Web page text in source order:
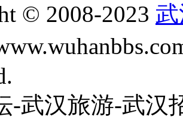
© 2008-2023
-武汉旅游-武汉